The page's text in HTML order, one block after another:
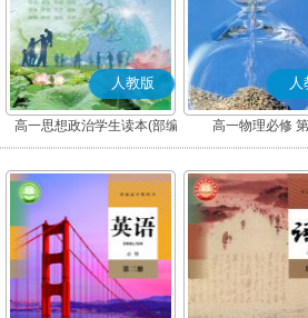
人教版
高一思想政治学生读本(部编
版)
人
高一物理必修